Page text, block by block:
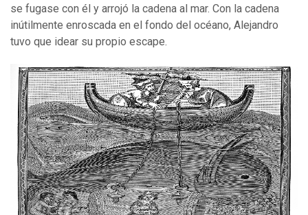
se fugase con él y arrojó la cadena al mar. Con la cadena
inútilmente enroscada en el fondo del océano, Alejandro
tuvo que idear su propio escape.